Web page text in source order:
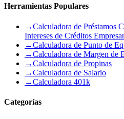
Herramientas Populares
→Calculadora de Préstamos
Intereses de Créditos
→Calculadora de Punto de
→Calculadora de Margen de
→Calculadora de Propinas
→Calculadora de Salario
→Calculadora 401k
Categorías